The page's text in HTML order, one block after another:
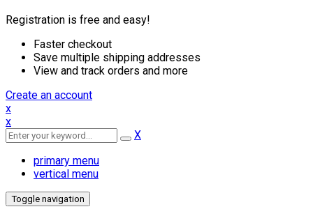
Registration is free and easy!
Faster checkout
Save multiple shipping addresses
View and track orders and more
Create an account
x
x
X
primary menu
vertical menu
Toggle navigation